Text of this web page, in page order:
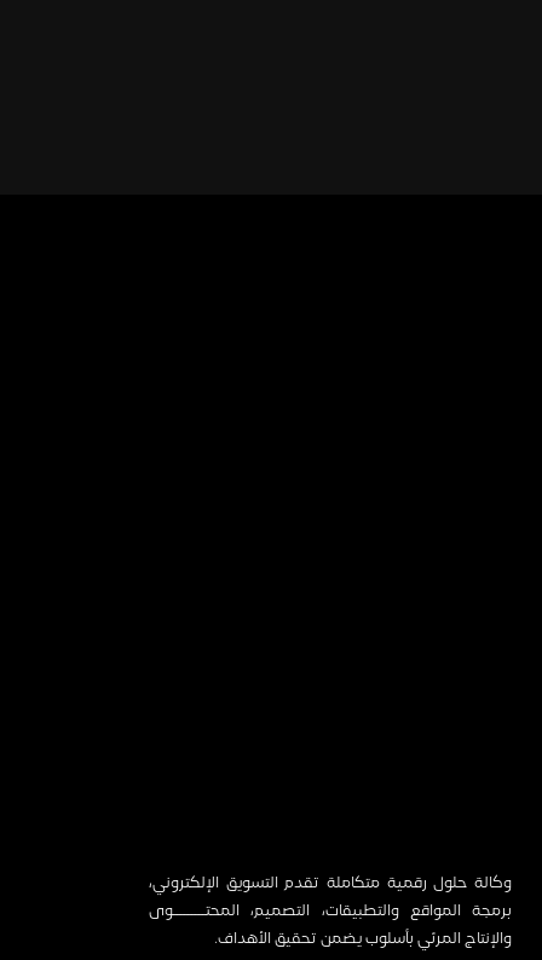
وكالة حلول رقمية متكاملة تقدم التسويق الإلكتروني،
برمجة المواقع والتطبيقات، التصميم، المحتـــــــــوى
والإنتاج المرئي بأسلوب يضمن تحقيق الأهداف.